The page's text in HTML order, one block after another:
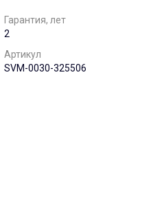
Гарантия, лет
2
Артикул
SVM-0030-325506